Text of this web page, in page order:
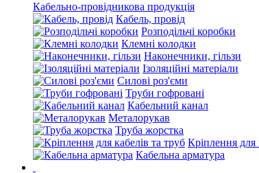
Кабельно-провідникова продукція
Кабель, провід
Розподільчі коробки
Клемні колодки
Наконечники, гільзи
Ізоляційні матеріали
Силові роз'єми
Труби гофровані
Кабельний канал
Металорукав
Труба жорстка
Кріплення для
Кабельна арматура